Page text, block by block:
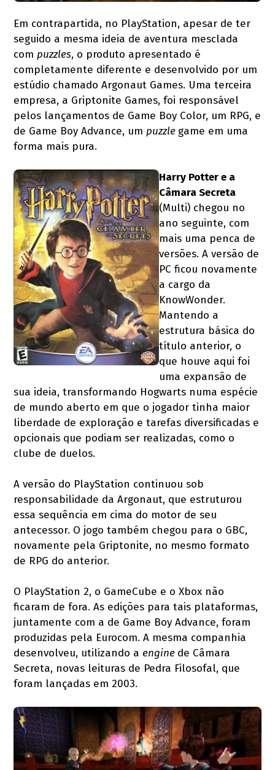
Em contrapartida, no PlayStation, apesar de ter
seguido a mesma ideia de aventura mesclada
compuzzles, o produto apresentado é
completamente diferente e desenvolvido por um
estúdio chamado Argonaut Games. Uma terceira
empresa, a Griptonite Games, foi responsável
pelos lançamentos de Game Boy Color, um RPG, e
de Game Boy Advance, umpuzzle game em uma
forma mais pura.
Harry Potter e a
Câmara Secreta
(Multi) chegou no
ano seguinte, com
mais uma penca de
versões. A versão de
PC ficou novamente
a cargo da
KnowWonder.
Mantendo a
estrutura básica do
título anterior, o
que houve aqui foi
uma expansão de
sua ideia, transformando Hogwarts numa espécie
de mundo aberto em que o jogador tinha maior
liberdade de exploração e tarefas diversificadas e
opcionais que podiam ser realizadas, como o
clube de duelos.
A versão do PlayStation continuou sob
responsabilidade da Argonaut, que estruturou
essa sequência em cima do motor de seu
antecessor. O jogo também chegou para o GBC,
novamente pela Griptonite, no mesmo formato
de RPG do anterior.
O PlayStation 2, o GameCube e o Xbox não
ficaram de fora. As edições para tais plataformas,
juntamente com a de Game Boy Advance, foram
produzidas pela Eurocom. A mesma companhia
desenvolveu, utilizando a engine de Câmara
Secreta, novas leituras de Pedra Filosofal, que
foram lançadas em 2003.